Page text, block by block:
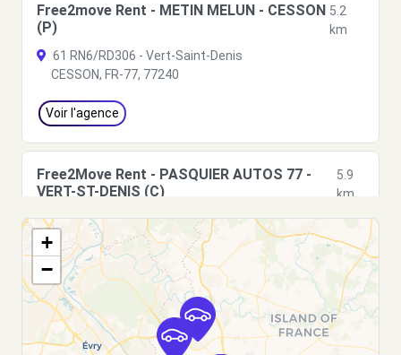
Free2move Rent - METIN MELUN - CESSON
(P)
5.2
km
61 RN6/RD306 - Vert-Saint-Denis
CESSON, FR-77, 77240
Voir l'agence
Free2Move Rent - PASQUIER AUTOS 77 -
VERT-ST-DENIS (C)
5.9
km
240 RUE DE L'EPINET
VERT-ST-DENIS, 77240
Voir l'agence
Free2move Rent - BRIE ET CHAMPAGNE -
+
−